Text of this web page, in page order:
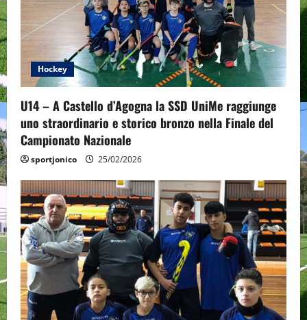
a
t
i
o
n
Hockey
U14 – A Castello d’Agogna la SSD UniMe raggiunge
uno straordinario e storico bronzo nella Finale del
Campionato Nazionale
sportjonico 25/02/2026